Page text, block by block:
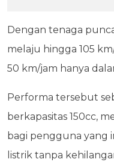
Dengan tenaga
melaju hingga 105
50 km/jam hanya
Performa tersebut
berkapasitas 150cc,
bagi pengguna yang
listrik tanpa